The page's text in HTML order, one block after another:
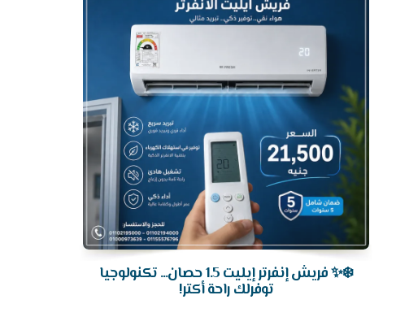
❄️✨ فريش إنفرتر إيليت 1.5 حصان... تكنولوجيا
توفرلك راحة أكتر!